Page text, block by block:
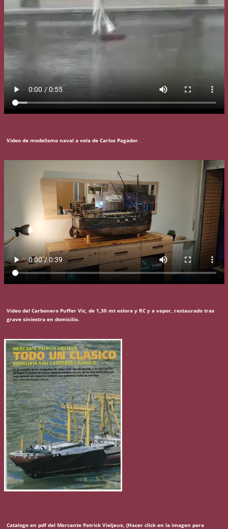
Video de modelismo naval a vela de Carlos Pagador.
Video del Carbonero Puffer Vic, de 1,30 mt eslora y RC y a vapor, restaurado tras
grave siniestro en domicilio.
Catalogo en pdf del Mercante Patrick Vieljeux, (Hacer click en la imagen para